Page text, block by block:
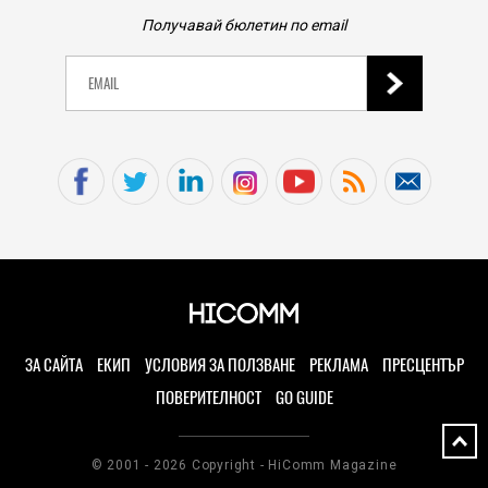
PLAY
Тази РС игра, направена само за 2 месеца, донесе
почти 10 млн. долара на създателя си за броени
19.06.2026
TECH
Новият SSD диск на SanDisk за PS5 струва 3 пъти
повече, отколкото PS5
Амбиция срещу практичност: OnePlus 16 залага на
практически безрамков дисплей
19.06.2026
iPhone 20 Pro и Ultra 2, умни AirPods: Юбилеят на
Apple ще донесе най-голямата вълна от нови
продукти досега
Получавай бюлетин по email
ЗА САЙТА ЕКИП УСЛОВИЯ ЗА ПОЛЗВАНЕ РЕКЛАМА
ПРЕСЦЕНТЪР
ПОВЕРИТЕЛНОСТ
GO GUIDE
© 2001 - 2026 Copyright - HiComm Magazine